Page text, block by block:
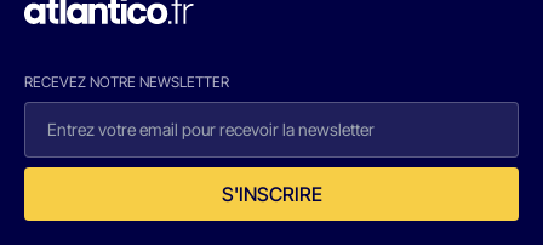
RECEVEZ NOTRE NEWSLETTER
S'INSCRIRE